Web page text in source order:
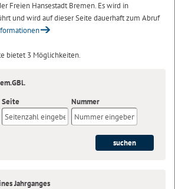
Freien Hansestadt Bremen. Es wird in
und wird auf dieser Seite dauerhaft zum Abruf
bietet 3 Möglichkeiten.
Seite Nummer
Jahrganges